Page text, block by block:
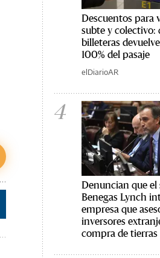
Descuentos para
subte y colectivo:
billeteras
100% del pasaje
elDiarioAR
4
Denuncian que el
Benegas Lynch
empresa que
inversores
compra de tierras